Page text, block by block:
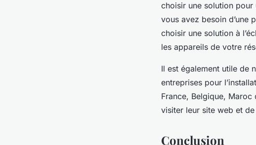
choisir une solution pour
vous avez besoin d’une
choisir une solution à
les appareils de votre
Il est également utile de
entreprises pour
France, Belgique,
visiter leur site web et
Conclusion